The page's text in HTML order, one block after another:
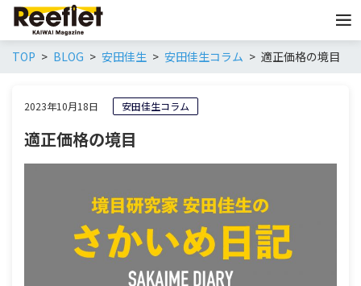
TOP BLOG 安田佳生 安田佳生コラム 適正価格の境目
2023年10月18日 安田佳生コラム
適正価格の境目